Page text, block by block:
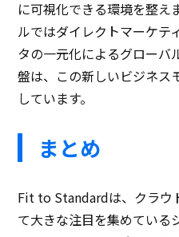
に可視化できる環境を整え
ルではダイレクトマーケテ
タの一元化によるグローバ
盤は、この新しいビジネス
しています。
まとめ
Fit to Standardは、クラウ
て大きな注目を集めている